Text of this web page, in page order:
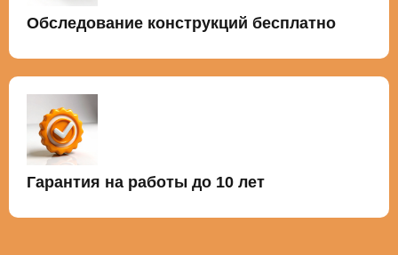
Обследование конструкций бесплатно
Гарантия на работы до 10 лет